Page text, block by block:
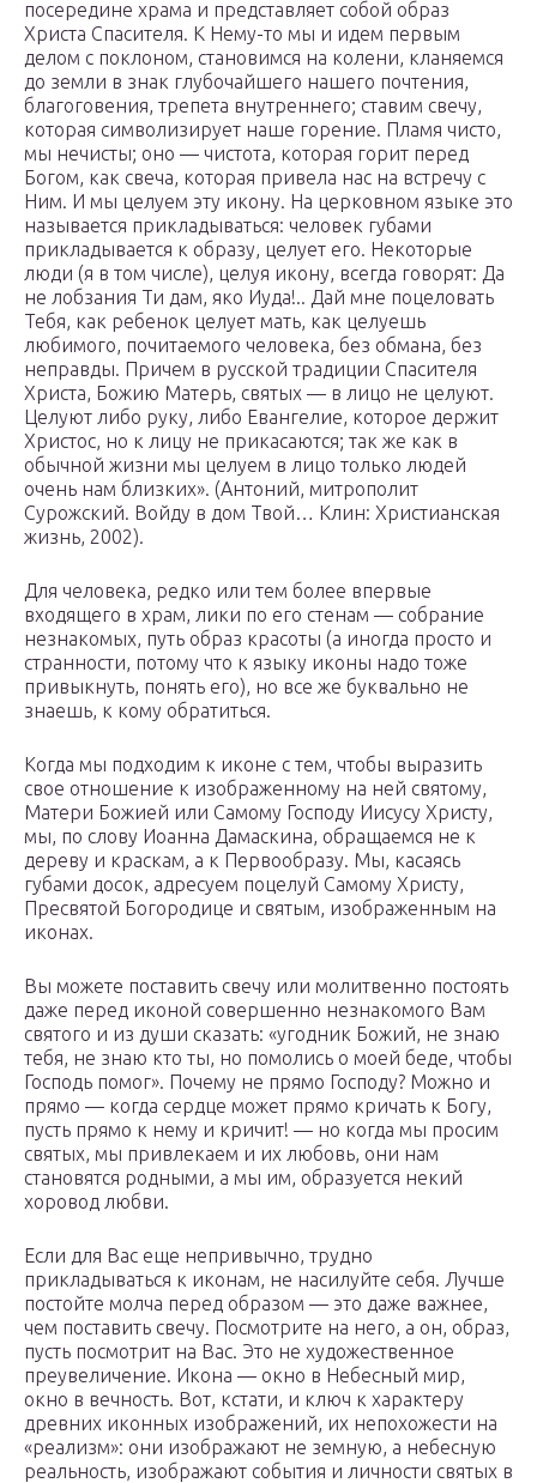
посередине храма и представляет собой образ
Христа Спасителя. К Нему-то мы и идем первым
делом с поклоном, становимся на колени, кланяемся
до земли в знак глубочайшего нашего почтения,
благоговения, трепета внутреннего; ставим свечу,
которая символизирует наше горение. Пламя чисто,
мы нечисты; оно — чистота, которая горит перед
Богом, как свеча, которая привела нас на встречу с
Ним. И мы целуем эту икону. На церковном языке это
называется прикладываться: человек губами
прикладывается к образу, целует его. Некоторые
люди (я в том числе), целуя икону, всегда говорят: Да
не лобзания Ти дам, яко Иуда!.. Дай мне поцеловать
Тебя, как ребенок целует мать, как целуешь
любимого, почитаемого человека, без обмана, без
неправды. Причем в русской традиции Спасителя
Христа, Божию Матерь, святых — в лицо не целуют.
Целуют либо руку, либо Евангелие, которое держит
Христос, но к лицу не прикасаются; так же как в
обычной жизни мы целуем в лицо только людей
очень нам близких». (Антоний, митрополит
Сурожский. Войду в дом Твой… Клин: Христианская
жизнь, 2002).
Для человека, редко или тем более впервые
входящего в храм, лики по его стенам — собрание
незнакомых, путь образ красоты (а иногда просто и
странности, потому что к языку иконы надо тоже
привыкнуть, понять его), но все же буквально не
знаешь, к кому обратиться.
Когда мы подходим к иконе с тем, чтобы выразить
свое отношение к изображенному на ней святому,
Матери Божией или Самому Господу Иисусу Христу,
мы, по слову Иоанна Дамаскина, обращаемся не к
дереву и краскам, а к Первообразу. Мы, касаясь
губами досок, адресуем поцелуй Самому Христу,
Пресвятой Богородице и святым, изображенным на
иконах.
Вы можете поставить свечу или молитвенно постоять
даже перед иконой совершенно незнакомого Вам
святого и из души сказать: «угодник Божий, не знаю
тебя, не знаю кто ты, но помолись о моей беде, чтобы
Господь помог». Почему не прямо Господу? Можно и
прямо — когда сердце может прямо кричать к Богу,
пусть прямо к нему и кричит! — но когда мы просим
святых, мы привлекаем и их любовь, они нам
становятся родными, а мы им, образуется некий
хоровод любви.
Если для Вас еще непривычно, трудно
прикладываться к иконам, не насилуйте себя. Лучше
постойте молча перед образом — это даже важнее,
чем поставить свечу. Посмотрите на него, а он, образ,
пусть посмотрит на Вас. Это не художественное
преувеличение. Икона — окно в Небесный мир,
окно в вечность. Вот, кстати, и ключ к характеру
древних иконных изображений, их непохожести на
«реализм»: они изображают не земную, а небесную
реальность, изображают события и личности святых в